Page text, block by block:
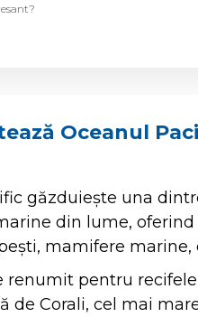
Oceanul
găzduiește una
din lume,
mamifere marine,
renumit pentru
de Corali, cel mai